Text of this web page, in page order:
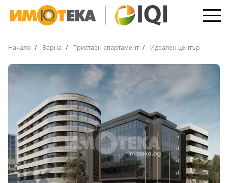
Начало Варна Тристаен апартамент Идеален център